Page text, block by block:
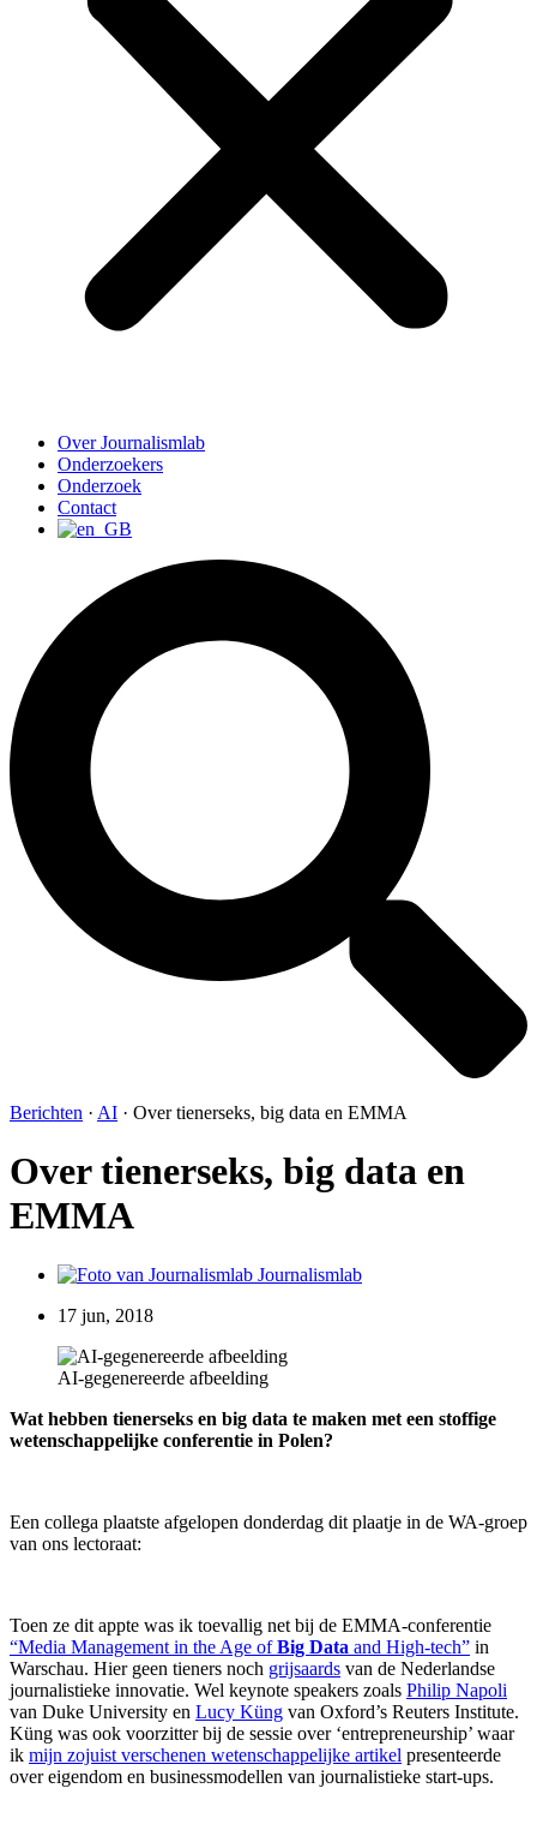
Over Journalismlab
Onderzoekers
Onderzoek
Contact
Berichten · AI · Over tienerseks, big data en EMMA
Over tienerseks, big data en
EMMA
Journalismlab
17 jun, 2018
AI-gegenereerde afbeelding
Wat hebben tienerseks en big data te maken met een stoffige
wetenschappelijke conferentie in Polen?
Een collega plaatste afgelopen donderdag dit plaatje in de WA-groep
van ons lectoraat:
Toen ze dit appte was ik toevallig net bij de EMMA-conferentie
“Media Management in the Age ofBig Data and High-tech” in
Warschau. Hier geen tieners noch grijsaards van de Nederlandse
journalistieke innovatie. Wel keynote speakers zoals Philip Napoli
van Duke University en Lucy Küng van Oxford’s Reuters Institute.
Küng was ook voorzitter bij de sessie over ‘entrepreneurship’ waar
ik mijn zojuist verschenen wetenschappelijke artikel presenteerde
over eigendom en businessmodellen van journalistieke start-ups.